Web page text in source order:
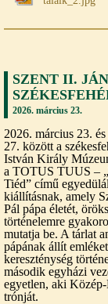
SZENT II.
2026. március 23.
2026. március 23.
27. között a
István Király
a TOTUS TUUS –
Tiéd” című
kiállításnak, amely
Pál pápa életét,
történelemre
mutatja be. A tárlat
pápának állít
kereszténység
második egyházi
egyetlen, aki
trónját.